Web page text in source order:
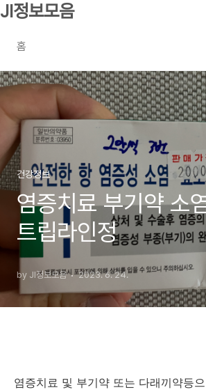
본문 바로가기
JI정보모음
홈
건강정보
염증치료 부기약 소
트립라인정
by JI정보모음 2023. 6. 24.
염증치료 및 부기약 또는 다래끼약등